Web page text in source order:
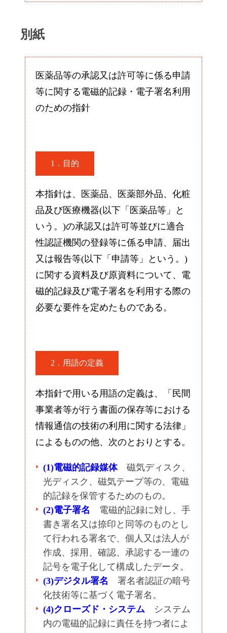
別紙
医薬品等の承認又は許可等に係る申請
等に関する電磁的記録・電子署名利用
のための指針
1．目的
本指針は、医薬品、医薬部外品、化粧
品及び医療機器(以下「医薬品等」と
いう。)の承認又は許可等並びに適合
性認証機関の登録等に係る申請、届出
又は報告等(以下「申請等」という。)
に関する資料及び原資料について、電
磁的記録及び電子署名を利用する際の
必要な要件を定めたものである。
2．用語の定義
本指針で用いる用語の定義は、「民間
事業者等が行う書面の保存等における
情報通信の技術の利用に関する法律」
によるものの他、次のとおりとする。
(1)電磁的記録媒体磁気ディスク、
光ディスク、磁気テープ等の、電磁
的記録を保管するためのもの。
(2)電子署名
電磁的記録に対し、手
書き署名又は捺印と同等のものとし
て行われる署名で、個人又は法人が
作成、採用、確認、承認する一連の
記号を電子化して構成したデータ。
(3)デジタル署名
署名者認証の暗号
化技術等に基づく電子署名。
(4)クローズド・システム システム
内の電磁的記録に責任を持つ者によ